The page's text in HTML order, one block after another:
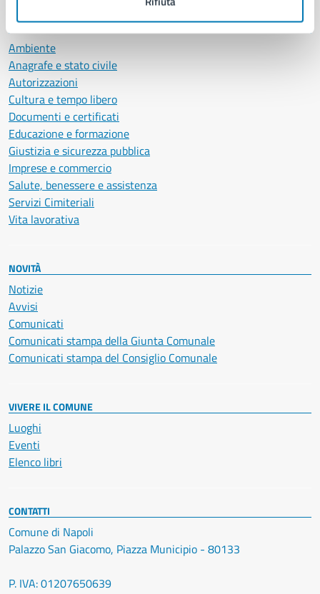
CATEGORIE DI SERVIZIO
Ambiente
Anagrafe e stato civile
Autorizzazioni
Cultura e tempo libero
Documenti e certificati
Educazione e formazione
Giustizia e sicurezza pubblica
Imprese e commercio
Salute, benessere e assistenza
Servizi Cimiteriali
Vita lavorativa
NOVITÀ
Notizie
Avvisi
Comunicati
Comunicati stampa della Giunta Comunale
Comunicati stampa del Consiglio Comunale
VIVERE IL COMUNE
Luoghi
Eventi
Elenco libri
CONTATTI
Comune di Napoli
Palazzo San Giacomo, Piazza Municipio - 80133
P. IVA: 01207650639